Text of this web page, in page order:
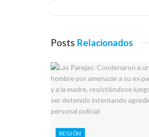
Posts Relacionados
REGIÓN